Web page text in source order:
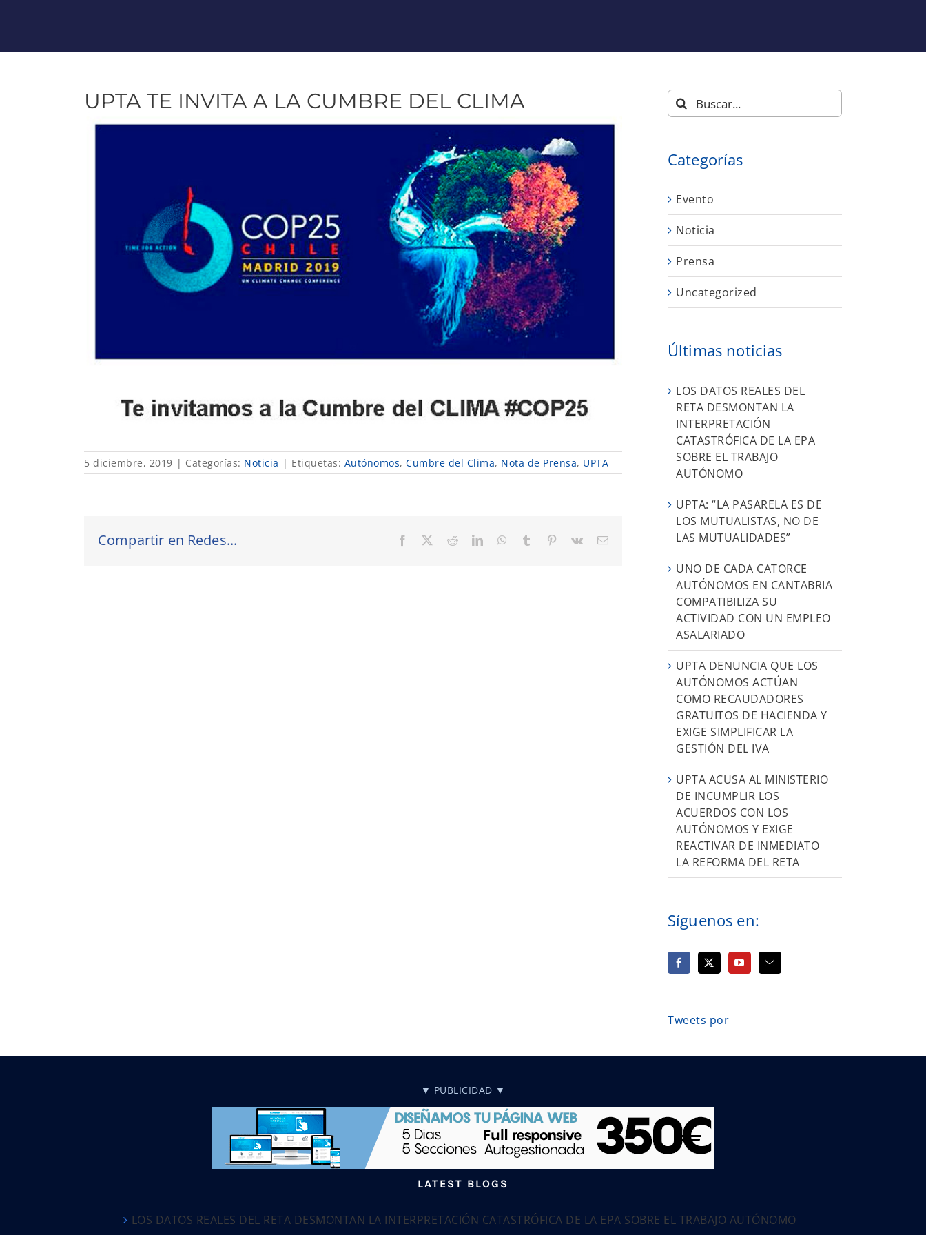
UPTA TE INVITA A LA CUMBRE DEL CLIMA
5 diciembre, 2019 | Categorías: Noticia | Etiquetas: Autónomos, Cumbre del Clima, Nota de Prensa, UPTA
Compartir en Redes... Facebook RedditLinkedInWhatsApp
Tumblr Pinterest
Vk
Correo
Buscar:
Categorías
Evento
Noticia
Prensa
Uncategorized
Últimas noticias
LOS DATOS REALES DEL
RETA DESMONTAN LA
INTERPRETACIÓN
CATASTRÓFICA DE LA EPA
SOBRE EL TRABAJO
AUTÓNOMO
UPTA: “LA PASARELA ES DE
LOS MUTUALISTAS, NO DE
LAS MUTUALIDADES”
UNO DE CADA CATORCE
AUTÓNOMOS EN CANTABRIA
COMPATIBILIZA SU
ACTIVIDAD CON UN EMPLEO
ASALARIADO
UPTA DENUNCIA QUE LOS
AUTÓNOMOS ACTÚAN
COMO RECAUDADORES
GRATUITOS DE HACIENDA Y
EXIGE SIMPLIFICAR LA
GESTIÓN DEL IVA
UPTA ACUSA AL MINISTERIO
DE INCUMPLIR LOS
ACUERDOS CON LOS
AUTÓNOMOS Y EXIGE
REACTIVAR DE INMEDIATO
LA REFORMA DEL RETA
Síguenos en:
Tweets por
▼ PUBLICIDAD ▼
LATEST BLOGS
LOS DATOS REALES DEL RETA DESMONTAN LA INTERPRETACIÓN CATASTRÓFICA DE LA EPA SOBRE EL TRABAJO AUTÓNOMO